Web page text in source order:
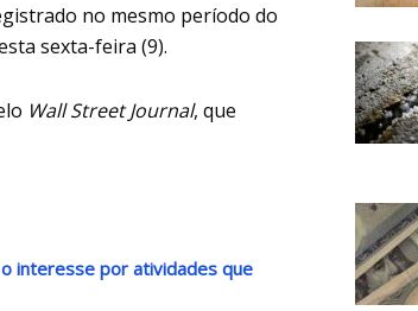
no mesmo período do
sexta-feira (9).
Wall Street Journal, que
interesse por atividades que